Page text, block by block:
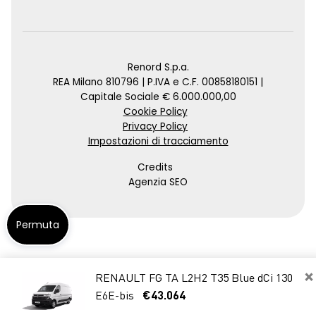
×
RENAULT FG TA L2H2 T35 Blue dCi 130
E6E-bis
€43.064
Renord S.p.a.
REA Milano 810796 | P.IVA e C.F. 00858180151 |
Capitale Sociale € 6.000.000,00
Cookie Policy
Privacy Policy
Impostazioni di tracciamento
Credits
Agenzia SEO
Permuta